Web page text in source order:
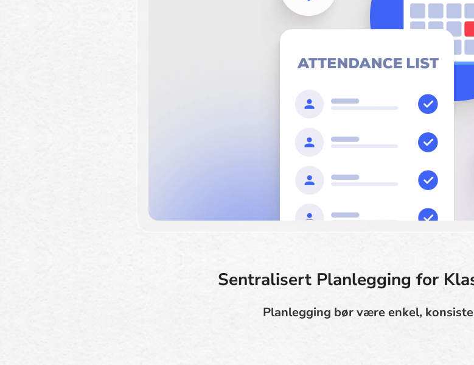
Sentralisert Planlegging for
Planlegging bør være enkel,